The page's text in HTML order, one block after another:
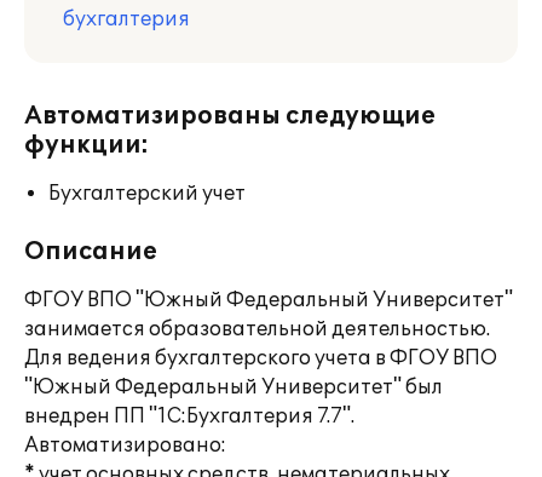
бухгалтерия
Автоматизированы следующие
функции:
Бухгалтерский учет
Описание
ФГОУ ВПО "Южный Федеральный Университет"
занимается образовательной деятельностью.
Для ведения бухгалтерского учета в ФГОУ ВПО
"Южный Федеральный Университет" был
внедрен ПП "1С:Бухгалтерия 7.7".
Автоматизировано: